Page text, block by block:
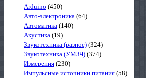
Arduino (450)
Авто-электроника (64)
Автоматика (140)
Акустика (19)
Звукотехника (разное) (324)
Звукотехника (УМЗЧ) (374)
Измерения (230)
Импульсные источники питания (58)